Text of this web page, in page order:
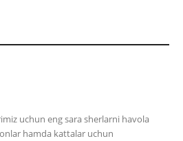
uchun eng sara sherlarni havola
hamda kattalar uchun